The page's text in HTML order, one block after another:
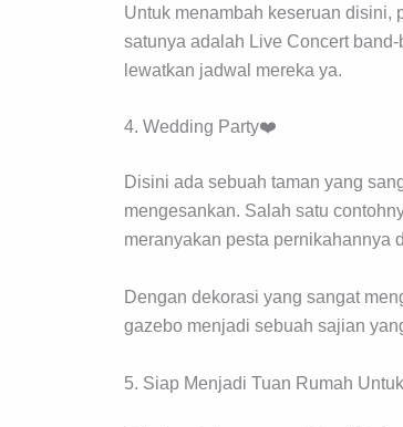
Untuk menambah keseruan disini,
satunya adalah Live Concert
lewatkan jadwal mereka ya.
4. Wedding Party❤️
Disini ada sebuah taman yang
mengesankan. Salah satu
meranyakan pesta pernikahannya
Dengan dekorasi yang sangat
gazebo menjadi sebuah sajian
5. Siap Menjadi Tuan Rumah